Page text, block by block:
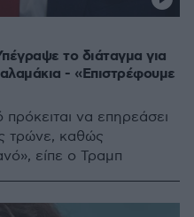
το διάταγμα για
- «Επιστρέφουμε
πρόκειται να επηρεάσει
τρώνε, καθώς
είπε ο Τραμπ